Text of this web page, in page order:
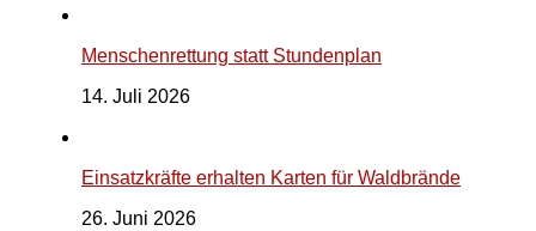
Menschenrettung statt Stundenplan
14. Juli 2026
Einsatzkräfte erhalten Karten für Waldbrände
26. Juni 2026